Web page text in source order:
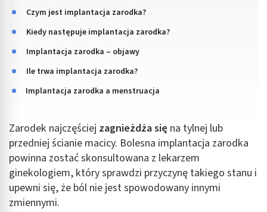
Czym jest implantacja zarodka?
Kiedy następuje implantacja zarodka?
Implantacja zarodka – objawy
Ile trwa implantacja zarodka?
Implantacja zarodka a menstruacja
Zarodek najczęściej zagnieżdża się na tylnej lub
przedniej ścianie macicy. Bolesna implantacja zarodka
powinna zostać skonsultowana z lekarzem
ginekologiem, który sprawdzi przyczynę takiego stanu i
upewni się, że ból nie jest spowodowany innymi
zmiennymi.